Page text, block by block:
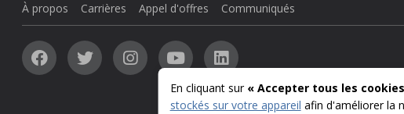
En cliquant sur « Accepter tous les
stockés sur votre appareil afin d'améliorer la
À propos Carrières Appel d'offres Communiqués